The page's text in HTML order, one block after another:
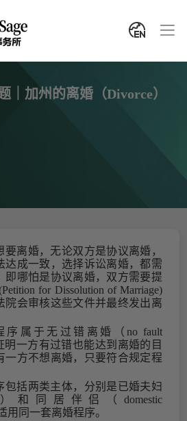
｜加州的离婚（Divorce）
要离婚，无论双方是协议离婚，
达成一致，选择诉讼离婚，都需
即哪怕是协议离婚，双方需要提
for Dissolution of Marriage)
院会审核这些文件并最终发出离
序属于无过错离婚（no fault
明一方有过错也能达到离婚的目
一方不想离婚，只要符合规定程
包括两类主体，分别是已婚夫妇
）和同居伴侣（domestic
用同一套离婚程序。